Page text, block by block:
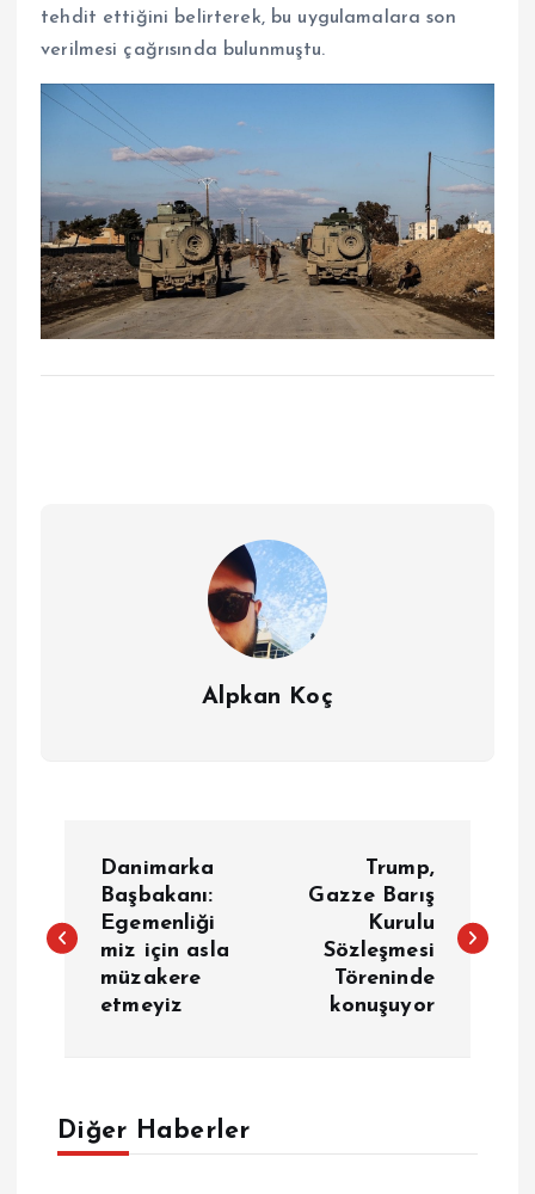
tehdit ettiğini belirterek, bu uygulamalara son
verilmesi çağrısında bulunmuştu.
Alpkan Koç
z
e
Danimarka
Başbakanı:
Egemenliği
miz için asla
müzakere
etmeyiz
Trump,
Gazze Barış
Kurulu
Sözleşmesi
Töreninde
konuşuyor
Diğer Haberler